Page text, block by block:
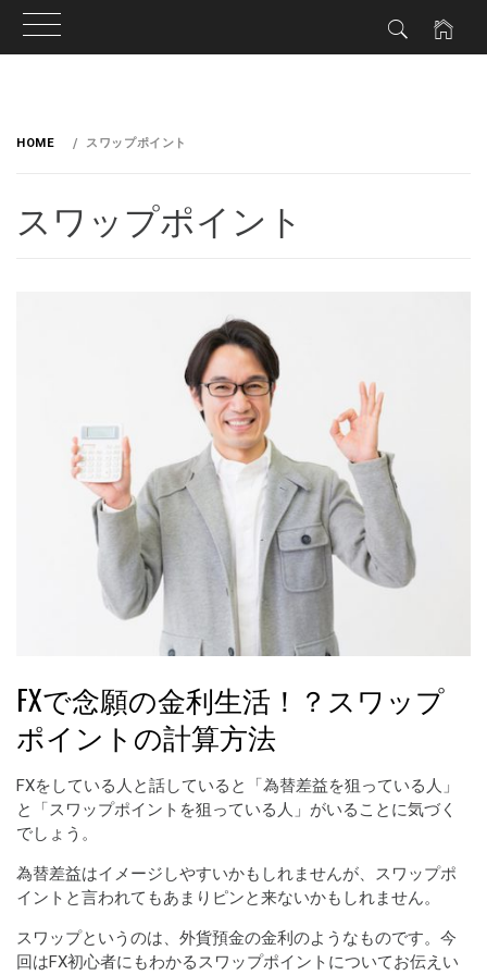
HOME スワップポイント
スワップポイント
FXで念願の金利生活！？スワップ
ポイントの計算方法
FXをしている人と話していると「為替差益を狙っている人」
と「スワップポイントを狙っている人」がいることに気づく
でしょう。
為替差益はイメージしやすいかもしれませんが、スワップポ
イントと言われてもあまりピンと来ないかもしれません。
スワップというのは、外貨預金の金利のようなものです。今
回はFX初心者にもわかるスワップポイントについてお伝えい